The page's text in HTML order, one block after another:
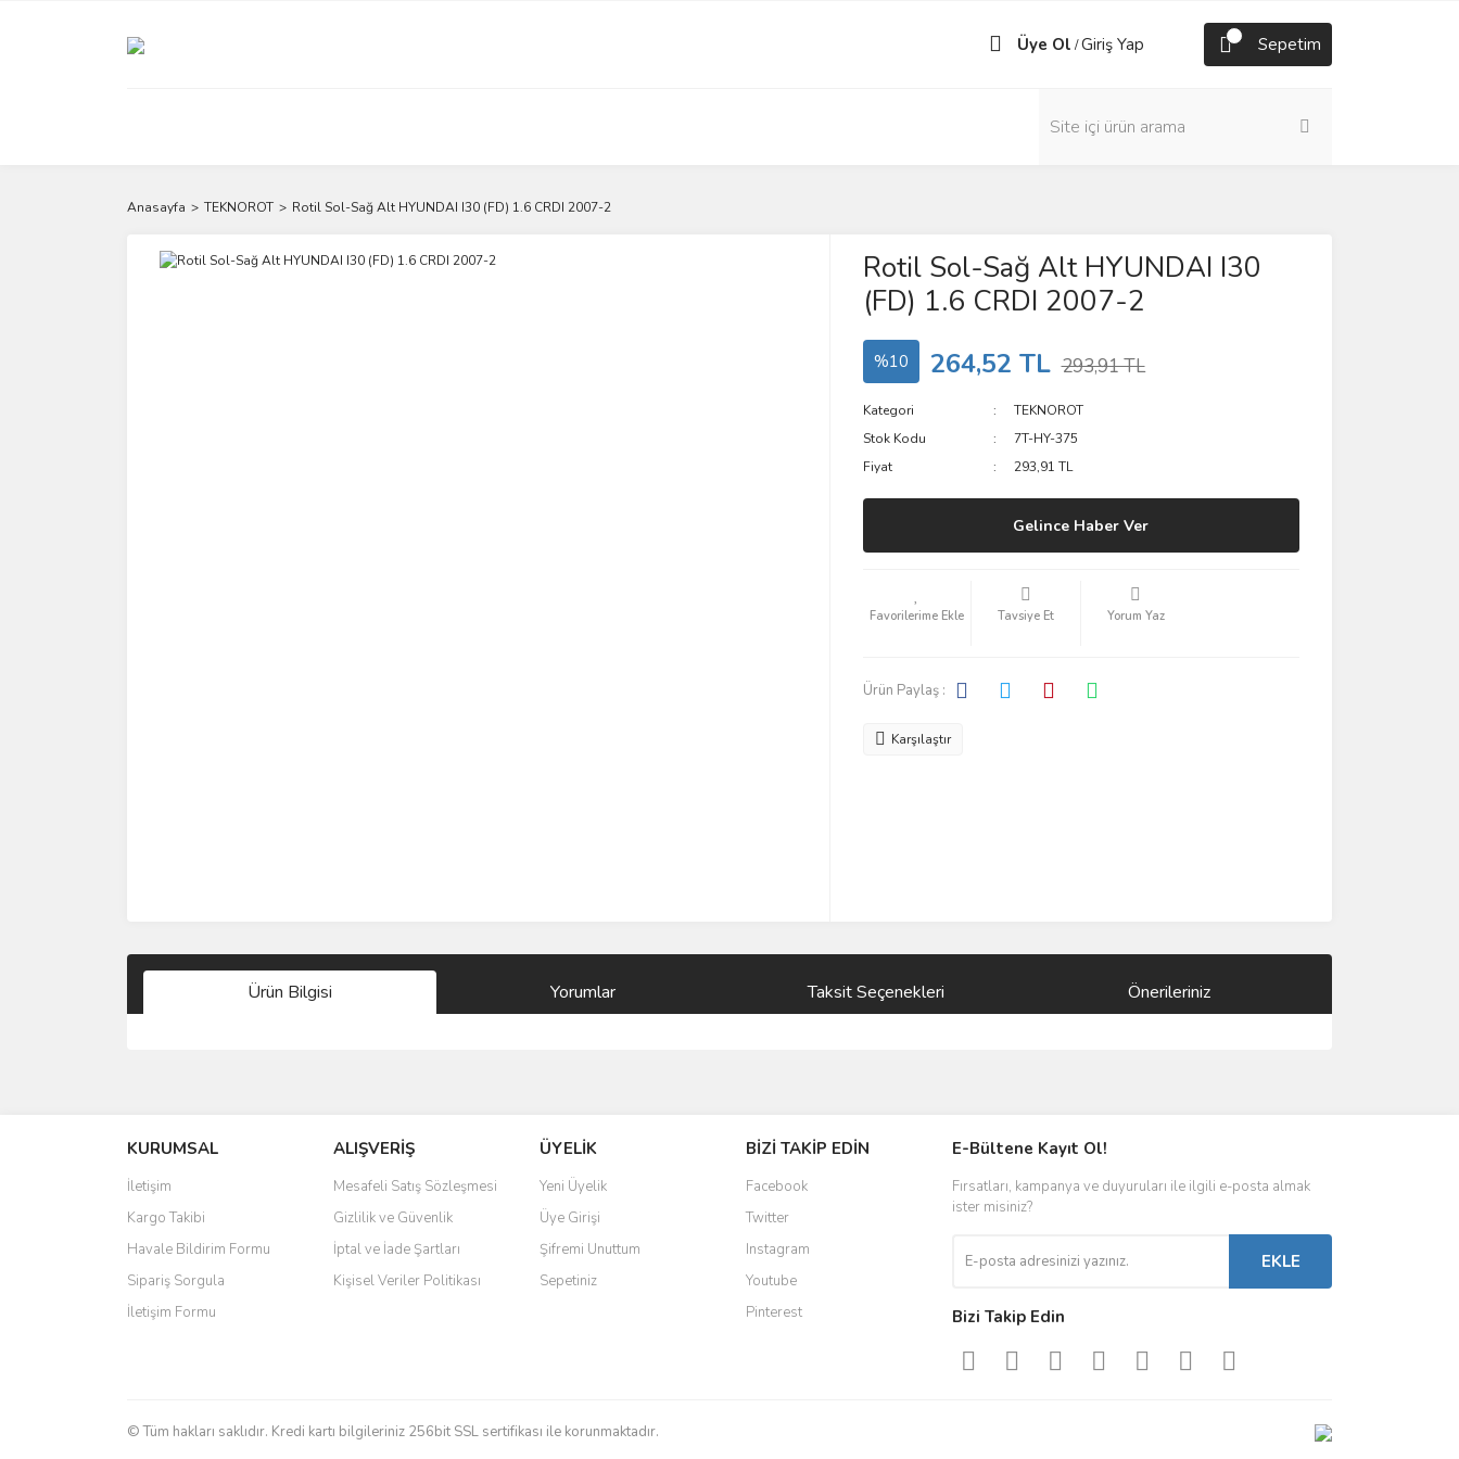
Üye Ol /Giriş Yap Sepetim
Anasayfa TEKNOROT Rotil Sol-Sağ Alt HYUNDAI I30 (FD) 1.6 CRDI 2007-2
Rotil Sol-Sağ Alt HYUNDAI I30
(FD) 1.6 CRDI 2007-2
%10 264,52 TL 293,91 TL
Kategori
TEKNOROT
Stok Kodu
7T-HY-375
Fiyat
293,91 TL
Gelince Haber Ver
Tavsiye Et Yorum Yaz
Ürün Paylaş :
Karşılaştır
Ürün Bilgisi Yorumlar Taksit Seçenekleri Önerileriniz
Ürün resmi kalitesiz, bozuk veya görüntülenemiyor.
Ürün açıklamasında eksik bilgiler bulunuyor.
Ürün bilgilerinde hatalar bulunuyor.
Ürün fiyatı diğer sitelerden daha pahalı.
Bu ürüne benzer farklı alternatifler olmalı.
KURUMSAL
İletişim
Kargo Takibi
Havale Bildirim Formu
Sipariş Sorgula
İletişim Formu
ALIŞVERİŞ
Mesafeli Satış Sözleşmesi
Gizlilik ve Güvenlik
İptal ve İade Şartları
Kişisel Veriler Politikası
ÜYELİK
Yeni Üyelik
Üye Girişi
Şifremi Unuttum
Sepetiniz
BİZİ TAKİP EDİN
Facebook
Twitter
Instagram
Youtube
Pinterest
E-Bültene Kayıt Ol!
Fırsatları, kampanya ve duyuruları ile ilgili e-posta almak
ister misiniz?
EKLE
Bizi Takip Edin
© Tüm hakları saklıdır. Kredi kartı bilgileriniz 256bit SSL sertifikası ile korunmaktadır.